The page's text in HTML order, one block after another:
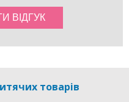
товарів